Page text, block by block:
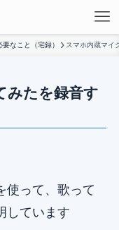
なこと（宅録） スマホ内蔵マイ
みたを録音す
使って、歌って
しています